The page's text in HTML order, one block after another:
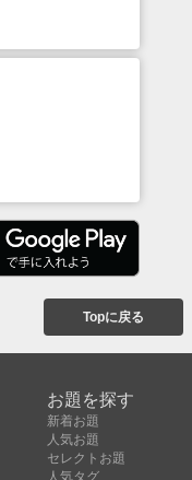
Topに戻る
お題を探す
新着お題
人気お題
セレクトお題
人気タグ